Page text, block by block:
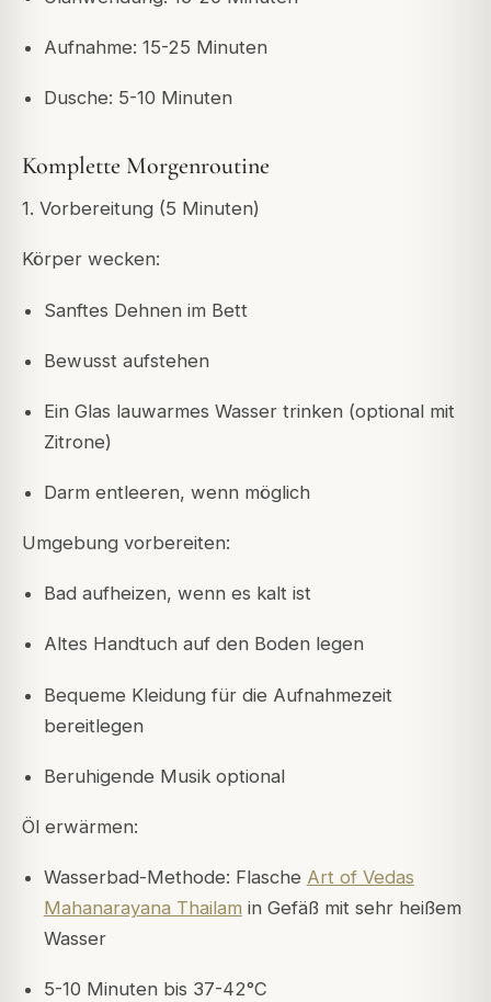
Aufnahme: 15-25 Minuten
Dusche: 5-10 Minuten
Komplette Morgenroutine
1. Vorbereitung (5 Minuten)
Körper wecken:
Sanftes Dehnen im Bett
Bewusst aufstehen
Ein Glas lauwarmes Wasser trinken (optional mit
Zitrone)
Darm entleeren, wenn möglich
Umgebung vorbereiten:
Bad aufheizen, wenn es kalt ist
Altes Handtuch auf den Boden legen
Bequeme Kleidung für die Aufnahmezeit
bereitlegen
Beruhigende Musik optional
Öl erwärmen:
Wasserbad-Methode: Flasche Art of Vedas
Mahanarayana Thailam in Gefäß mit sehr heißem
Wasser
5-10 Minuten bis 37-42°C